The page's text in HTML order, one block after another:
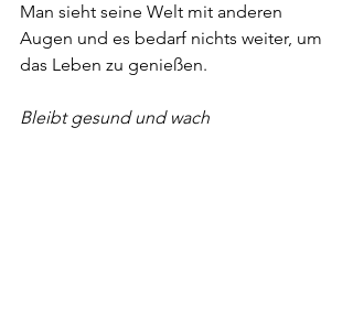
Man sieht seine Welt mit anderen
Augen und es bedarf nichts weiter, um
das Leben zu genießen.
Bleibt gesund und wach